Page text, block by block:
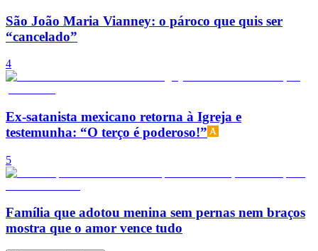
São João Maria Vianney: o pároco que quis ser
“cancelado”
4
Ex-satanista mexicano retorna à Igreja e
testemunha: “O terço é poderoso!”
5
Família que adotou menina sem pernas nem braços
mostra que o amor vence tudo